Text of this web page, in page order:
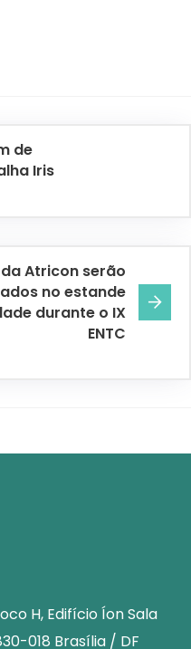
de
Iris
Atricon serão
no estande
durante o IX
ENTC
H, Edifício Íon Sala
018 Brasília / DF